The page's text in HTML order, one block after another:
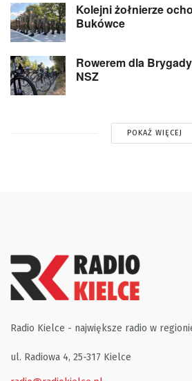
Kolejni żołnierze
Bukówce
Rowerem dla
NSZ
POKAŻ WIĘCEJ
Radio Kielce - największe radio w
ul. Radiowa 4, 25-317 Kielce